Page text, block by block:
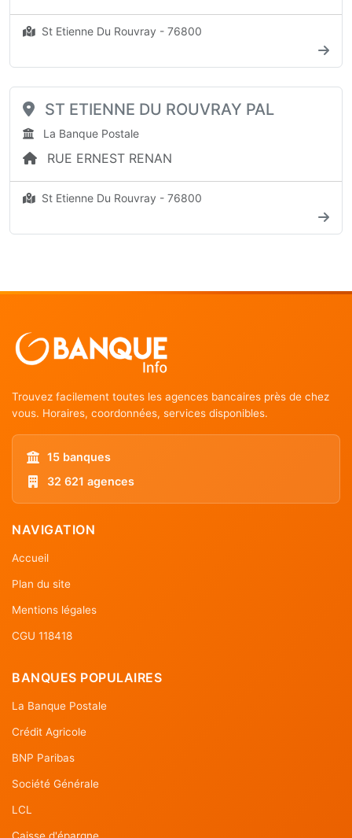
St Etienne Du Rouvray - 76800
ST ETIENNE DU ROUVRAY PAL
La Banque Postale
RUE ERNEST RENAN
St Etienne Du Rouvray - 76800
Trouvez facilement toutes les agences bancaires près de chez
vous. Horaires, coordonnées, services disponibles.
15 banques
32 621 agences
NAVIGATION
Accueil
Plan du site
Mentions légales
CGU 118418
BANQUES POPULAIRES
La Banque Postale
Crédit Agricole
BNP Paribas
Société Générale
LCL
Caisse d'épargne